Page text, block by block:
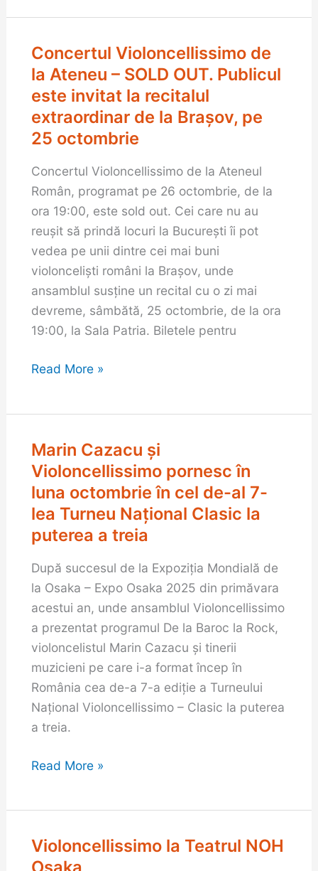
pe
8
noiembrie,
la
Palatul
Culturii
Concertul Violoncellissimo de
la Ateneu – SOLD OUT. Publicul
este invitat la recitalul
extraordinar de la Brașov, pe
25 octombrie
Concertul Violoncellissimo de la Ateneul
Român, programat pe 26 octombrie, de la
ora 19:00, este sold out. Cei care nu au
reușit să prindă locuri la București îi pot
vedea pe unii dintre cei mai buni
violonceliști români la Brașov, unde
ansamblul susține un recital cu o zi mai
devreme, sâmbătă, 25 octombrie, de la ora
19:00, la Sala Patria. Biletele pentru
Concertul
Violoncellissimo
de
la
Ateneu
SOLD
OUT.
Publicul
este
invitat
la
recitalul
extraordinar
de
Brașov,
Read More »
Marin Cazacu și
Violoncellissimo pornesc în
luna octombrie în cel de-al 7-
lea Turneu Național Clasic la
puterea a treia
După succesul de la Expoziţia Mondială de
la Osaka – Expo Osaka 2025 din primăvara
acestui an, unde ansamblul Violoncellissimo
a prezentat programul De la Baroc la Rock,
violoncelistul Marin Cazacu și tinerii
muzicieni pe care i-a format încep în
România cea de-a 7-a ediție a Turneului
Național Violoncellissimo – Clasic la puterea
a treia.
Marin
Cazacu
și
Violoncellissimo
pornesc
în
luna
octombrie
în
cel
de-
al
7-
lea
Turneu
Clasic
puterea
treia
Read More »
Violoncellissimo la Teatrul NOH
Violoncellissimo
la